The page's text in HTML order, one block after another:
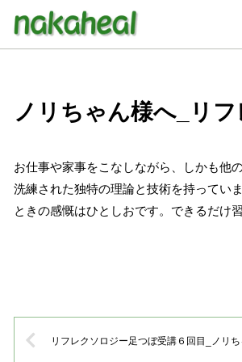
ノリちゃん様へ_リ
お仕事や家事をこなしながら、しかも他
洗練された独特の理論と技術を持ってい
ときの感慨はひとしおです。できるだけ
リフレクソロジー足つぼ受講６回目_ノリち